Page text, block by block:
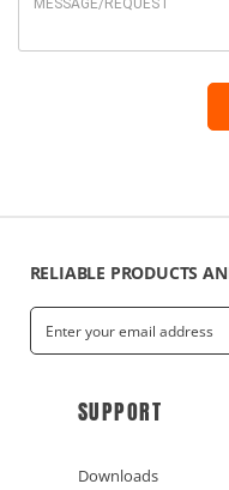
RELIABLE PRODUCTS
SUPPORT
Downloads